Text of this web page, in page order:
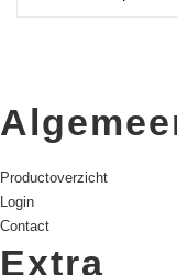
Productoverzicht
Login
Contact
Extra